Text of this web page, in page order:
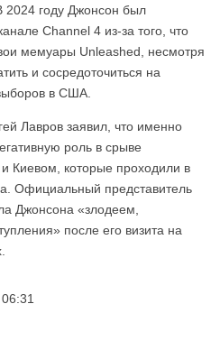
2024 году Джонсон был
Channel 4 из-за того, что
мемуары Unleashed, несмотря
и сосредоточиться на
в США.
Лавров заявил, что именно
роль в срыве
Киевом, которые проходили в
Официальный представитель
Джонсона «злодеем,
после его визита на